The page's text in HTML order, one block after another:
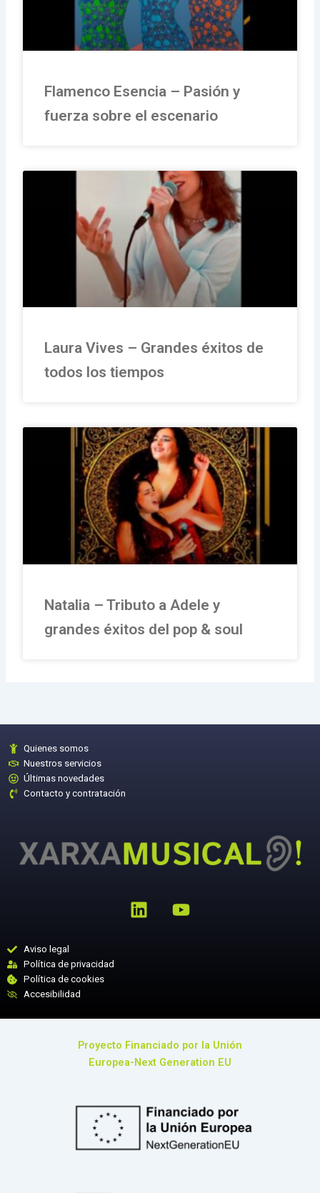
Flamenco Esencia – Pasión y
fuerza sobre el escenario
Laura Vives – Grandes éxitos de
todos los tiempos
Natalia – Tributo a Adele y
grandes éxitos del pop & soul
Quienes somos
Nuestros servicios
Últimas novedades
Contacto y contratación
L
i
n
Y
o
Aviso legal
Política de privacidad
Política de cookies
Accesibilidad
Proyecto Financiado por la Unión
Europea-Next Generation EU​